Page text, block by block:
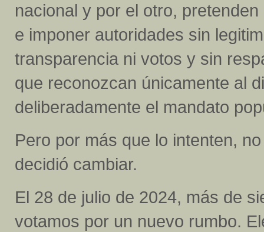
nacional y por el otro,
e imponer autoridades sin
transparencia ni votos y sin
que reconozcan únicamente al
deliberadamente el mandato
Pero por más que lo intenten,
decidió cambiar.
El 28 de julio de 2024, más de
votamos por un nuevo rumbo.